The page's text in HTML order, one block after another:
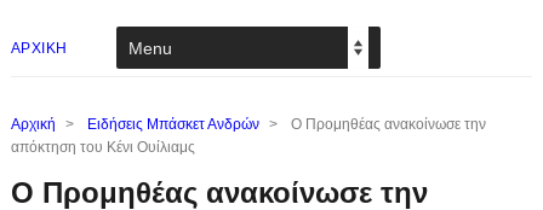
ΑΡΧΙΚΗ
Αρχική > Ειδήσεις Μπάσκετ Ανδρών >
Ο Προμηθέας ανακοίνωσε την
απόκτηση του Κένι Ουίλιαμς
Ο Προμηθέας ανακοίνωσε την